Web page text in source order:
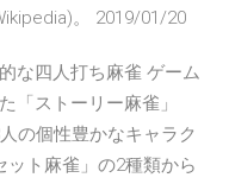
。 2019/01/20
な四人打ち麻雀 ゲーム
「ストーリー麻雀」
の個性豊かなキャラク
ト麻雀」の2種類から